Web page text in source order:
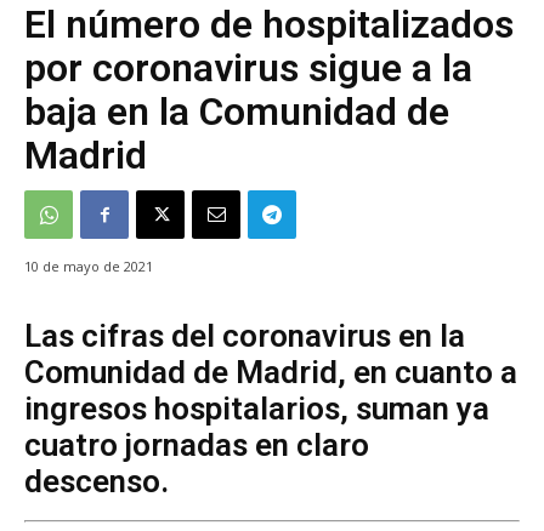
El número de hospitalizados
por coronavirus sigue a la
baja en la Comunidad de
Madrid
10 de mayo de 2021
Las cifras del coronavirus en la
Comunidad de Madrid, en cuanto a
ingresos hospitalarios, suman ya
cuatro jornadas en claro
descenso.